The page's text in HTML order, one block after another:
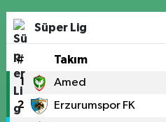
Süper Lig
# Takım
1 Amed
2 Erzurumspor FK